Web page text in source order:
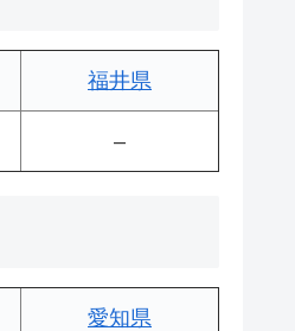
福井県
–
愛知県